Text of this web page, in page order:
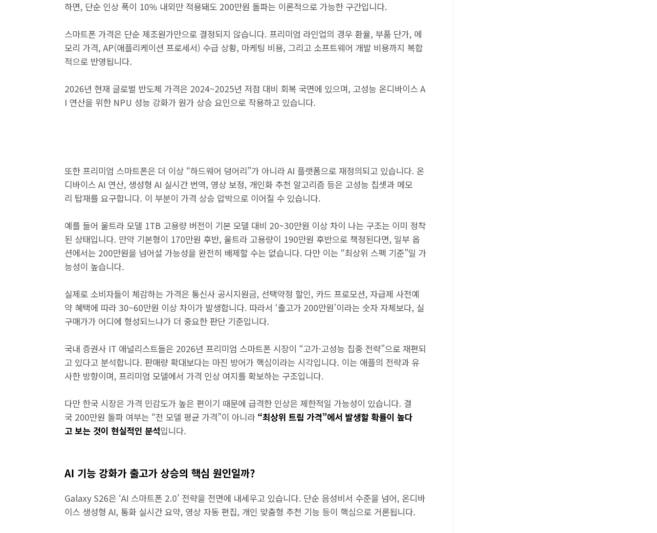
하면, 단순 인상 폭이 10% 내외만 적용돼도 200만원 돌파는 이론적으로 가능한 구간입니다.
스마트폰 가격은 단순 제조원가만으로 결정되지 않습니다. 프리미엄 라인업의 경우 환율, 부품 단가, 메
모리 가격, AP(애플리케이션 프로세서) 수급 상황, 마케팅 비용, 그리고 소프트웨어 개발 비용까지 복합
적으로 반영됩니다.
2026년 현재 글로벌 반도체 가격은 2024~2025년 저점 대비 회복 국면에 있으며, 고성능 온디바이스 A
I 연산을 위한 NPU 성능 강화가 원가 상승 요인으로 작용하고 있습니다.
또한 프리미엄 스마트폰은 더 이상 “하드웨어 덩어리”가 아니라 AI 플랫폼으로 재정의되고 있습니다. 온
디바이스 AI 연산, 생성형 AI 실시간 번역, 영상 보정, 개인화 추천 알고리즘 등은 고성능 칩셋과 메모
리 탑재를 요구합니다. 이 부분이 가격 상승 압박으로 이어질 수 있습니다.
예를 들어 울트라 모델 1TB 고용량 버전이 기본 모델 대비 20~30만원 이상 차이 나는 구조는 이미 정착
된 상태입니다. 만약 기본형이 170만원 후반, 울트라 고용량이 190만원 후반으로 책정된다면, 일부 옵
션에서는 200만원을 넘어설 가능성을 완전히 배제할 수는 없습니다. 다만 이는 “최상위 스펙 기준”일 가
능성이 높습니다.
실제로 소비자들이 체감하는 가격은 통신사 공시지원금, 선택약정 할인, 카드 프로모션, 자급제 사전예
약 혜택에 따라 30~60만원 이상 차이가 발생합니다. 따라서 ‘출고가 200만원’이라는 숫자 자체보다, 실
구매가가 어디에 형성되느냐가 더 중요한 판단 기준입니다.
국내 증권사 IT 애널리스트들은 2026년 프리미엄 스마트폰 시장이 “고가·고성능 집중 전략”으로 재편되
고 있다고 분석합니다. 판매량 확대보다는 마진 방어가 핵심이라는 시각입니다. 이는 애플의 전략과 유
사한 방향이며, 프리미엄 모델에서 가격 인상 여지를 확보하는 구조입니다.
다만 한국 시장은 가격 민감도가 높은 편이기 때문에 급격한 인상은 제한적일 가능성이 있습니다. 결
국 200만원 돌파 여부는 “전 모델 평균 가격”이 아니라 “최상위 트림 가격”에서 발생할 확률이 높다
고 보는 것이 현실적인 분석입니다.
AI 기능 강화가 출고가 상승의 핵심 원인일까?
Galaxy S26은 ‘AI 스마트폰 2.0’ 전략을 전면에 내세우고 있습니다. 단순 음성비서 수준을 넘어, 온디바
이스 생성형 AI, 통화 실시간 요약, 영상 자동 편집, 개인 맞춤형 추천 기능 등이 핵심으로 거론됩니다.